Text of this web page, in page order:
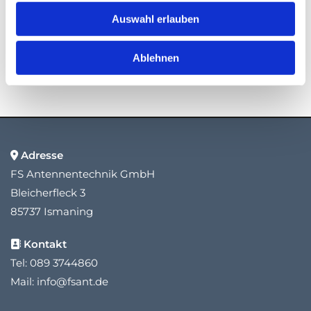
Auswahl erlauben
Ablehnen
Heise RegioConcept |Online Marketing Agentur
Adresse
FS Antennentechnik GmbH
Bleicherfleck 3
85737 Ismaning
 Kontakt
Tel: 089 3744860
Mail: info@fsant.de